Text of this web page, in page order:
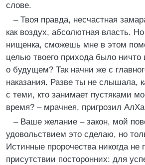
слове.
– Твоя правда, несчастная
как воздух, абсолютная власть. Но
нищенка, сможешь мне в этом
целью твоего прихода было ничто
о будущем? Так начни же с
наказания. Разве ты не слышала,
с теми, кто занимает пустяками
время? – мрачнея, пригрозил
– Ваше желание – закон, мой
удовольствием это сделаю, но
Истинные пророчества никогда не
присутствии посторонних: для